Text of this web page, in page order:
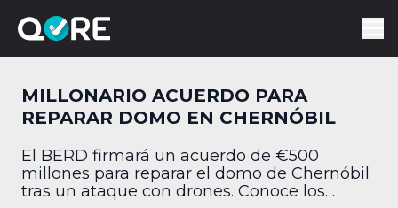
MILLONARIO ACUERDO PARA
REPARAR DOMO EN CHERNÓBIL
El BERD firmará un acuerdo de €500
millones para reparar el domo de Chernóbil
tras un ataque con drones. Conoce los